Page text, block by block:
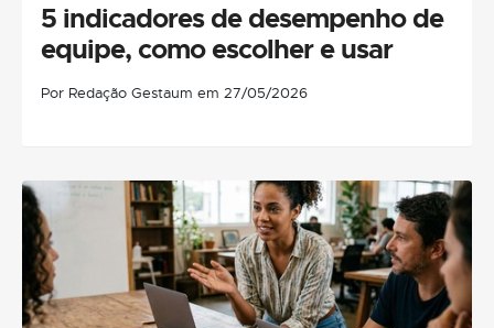
5 indicadores de desempenho de
equipe, como escolher e usar
Por Redação Gestaum em 27/05/2026